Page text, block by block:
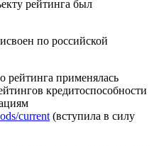
рейтинга был
по российской
рейтинга применялась
кредитоспособности
current (вступила в силу